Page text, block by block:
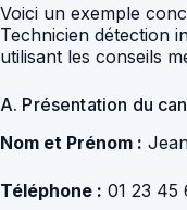
Voici un exemple
Technicien détection
utilisant les conseils
A. Présentation du
Nom et Prénom :
Téléphone : 01 23 45